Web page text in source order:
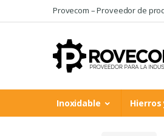
to
to
Provecom – Proveedor de
Inoxidable Hierros